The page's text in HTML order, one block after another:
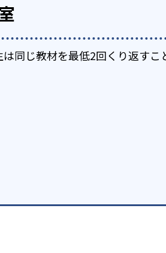
同じ教材を最低2回くり返すこ